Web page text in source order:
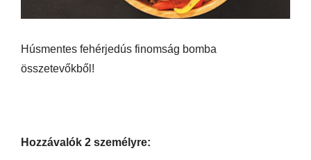
Húsmentes fehérjedús finomság bomba
összetevőkből!
Hozzávalók 2 személyre: